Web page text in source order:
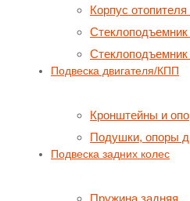
Корпус
Подвеска двигателя/КПП
Кронштейны и
Подушки, опоры
Подвеска задних колес
Пружина задняя